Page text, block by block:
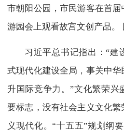
市朝阳公园，市民游客在首
游园会上观看故宫文创产品。
习近平总书记指出：“建
式现代化建设全局，事关中
升国际竞争力。”文化繁荣兴
要标志，没有社会主义文化
义现代化。“十五五”规划纲